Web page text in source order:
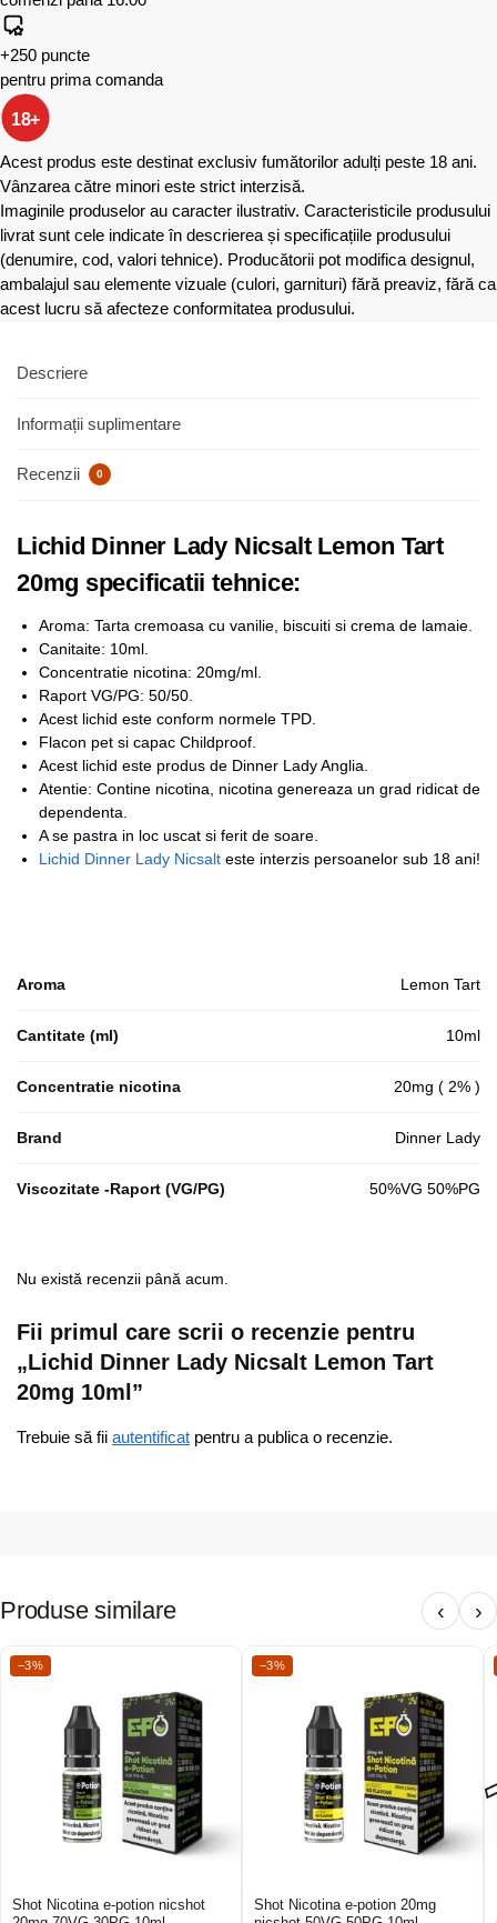
+250 puncte
pentru prima comanda
18+
Acest produs este destinat exclusiv fumătorilor adulți peste 18 ani.
Vânzarea către minori este strict interzisă.
Imaginile produselor au caracter ilustrativ. Caracteristicile produsului
livrat sunt cele indicate în descrierea și specificațiile produsului
(denumire, cod, valori tehnice). Producătorii pot modifica designul,
ambalajul sau elemente vizuale (culori, garnituri) fără preaviz, fără ca
acest lucru să afecteze conformitatea produsului.
Descriere
Informații suplimentare
Recenzii 0
Lichid Dinner Lady Nicsalt Lemon Tart
20mg specificatii tehnice:
Aroma: Tarta cremoasa cu vanilie, biscuiti si crema de lamaie.
Canitaite: 10ml.
Concentratie nicotina: 20mg/ml.
Raport VG/PG: 50/50.
Acest lichid este conform normele TPD.
Flacon pet si capac Childproof.
Acest lichid este produs de Dinner Lady Anglia.
Atentie: Contine nicotina, nicotina genereaza un grad ridicat de
dependenta.
A se pastra in loc uscat si ferit de soare.
Lichid Dinner Lady Nicsalt este interzis persoanelor sub 18 ani!
Aroma Lemon Tart
Cantitate (ml) 10ml
Concentratie nicotina 20mg ( 2% )
Brand Dinner Lady
Viscozitate -Raport (VG/PG) 50%VG 50%PG
Nu există recenzii până acum.
Fii primul care scrii o recenzie pentru
„Lichid Dinner Lady Nicsalt Lemon Tart
20mg 10ml”
Trebuie să fii autentificat pentru a publica o recenzie.
Produse similare ‹ ›
−3%
Shot Nicotina e-potion nicshot
−3%
Shot Nicotina e-potion 20mg